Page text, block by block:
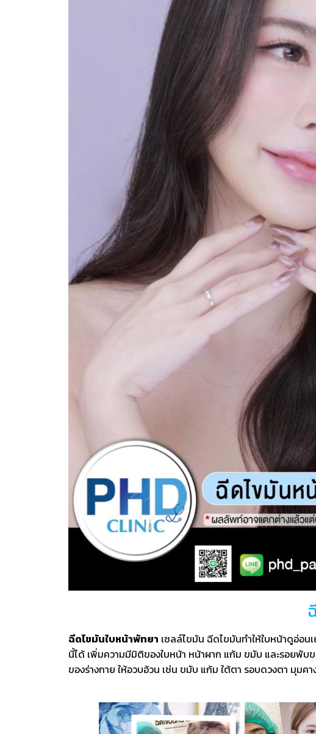
ฉีดไขมันใบหน้าพัทยา เซลล์ไขมัน ฉีดไขมันทำให้ใบหน้าดูอ่อ
นี้ได้ เพิ่มความมีมิติของใบหน้า หน้าผาก แก้ม ขมับ และรอยพั
ของร่างกาย ให้อวบอ้วน เช่น ขมับ แก้ม ใต้ตา รอบดวงตา มุม